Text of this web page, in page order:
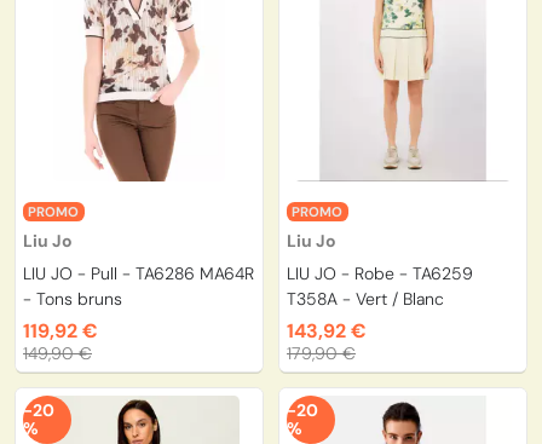
PROMO
Liu Jo
LIU JO - Pull - TA6286 MA64R
- Tons bruns
119,92 €
149,90 €
PROMO
Liu Jo
LIU JO - Robe - TA6259
T358A - Vert / Blanc
143,92 €
179,90 €
-20
%
-20
%